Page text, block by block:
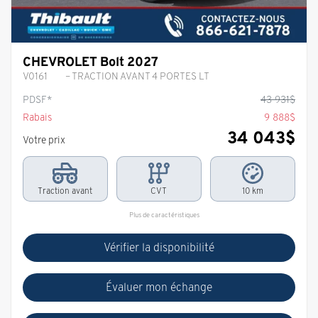
CHEVROLET Bolt 2027
V0161
– TRACTION AVANT 4 PORTES LT
PDSF*
43 931$
Rabais
9 888$
Votre prix
34 043$
Traction avant CVT 10 km
Plus de caractéristiques
Vérifier la disponibilité
Évaluer mon échange